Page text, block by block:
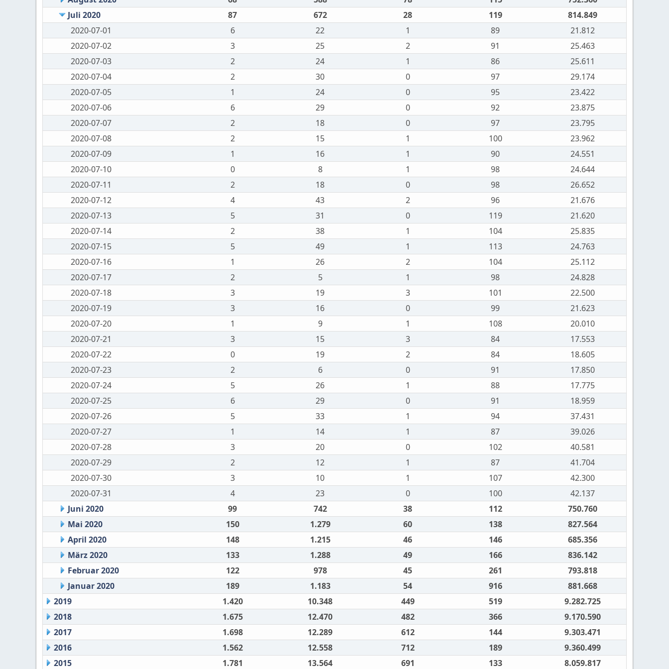
Juli 2020
87 672 28 119
814.849
2020-07-01
6 22 1 89
21.812
2020-07-02
3 25 2 91
25.463
2020-07-03
2 24 1 86
25.611
2020-07-04
2 30 0 97
29.174
2020-07-05
1 24 0 95
23.422
2020-07-06
6 29 0 92
23.875
2020-07-07
2 18 0 97
23.795
2020-07-08
2 15 1 100
23.962
2020-07-09
1 16 1 90
24.551
2020-07-10
0 8 1 98
24.644
2020-07-11
2 18 0 98
26.652
2020-07-12
4 43 2 96
21.676
2020-07-13
5 31 0 119
21.620
2020-07-14
2 38 1 104
25.835
2020-07-15
5 49 1 113
24.763
2020-07-16
1 26 2 104
25.112
2020-07-17
2 5 1 98
24.828
2020-07-18
3 19 3 101
22.500
2020-07-19
3 16 0 99
21.623
2020-07-20
1 9 1 108
20.010
2020-07-21
3 15 3 84
17.553
2020-07-22
0 19 2 84
18.605
2020-07-23
2 6 0 91
17.850
2020-07-24
5 26 1 88
17.775
2020-07-25
6 29 0 91
18.959
2020-07-26
5 33 1 94
37.431
2020-07-27
1 14 1 87
39.026
2020-07-28
3 20 0 102
40.581
2020-07-29
2 12 1 87
41.704
2020-07-30
3 10 1 107
42.300
2020-07-31
4 23 0 100
42.137
Juni 2020
99 742 38 112
750.760
Mai 2020
150 1.279 60 138
827.564
April 2020
148 1.215 46 146
685.356
März 2020
133 1.288 49 166
836.142
Februar 2020
122 978 45 261
793.818
Januar 2020
189 1.183 54 916
881.668
2019
1.420 10.348 449 519
9.282.725
2018
1.675 12.470 482 366
9.170.590
2017
1.698 12.289 612 144
9.303.471
2016
1.562 12.558 712 189
9.360.499
2015
1.781 13.564 691 133 8.059.817